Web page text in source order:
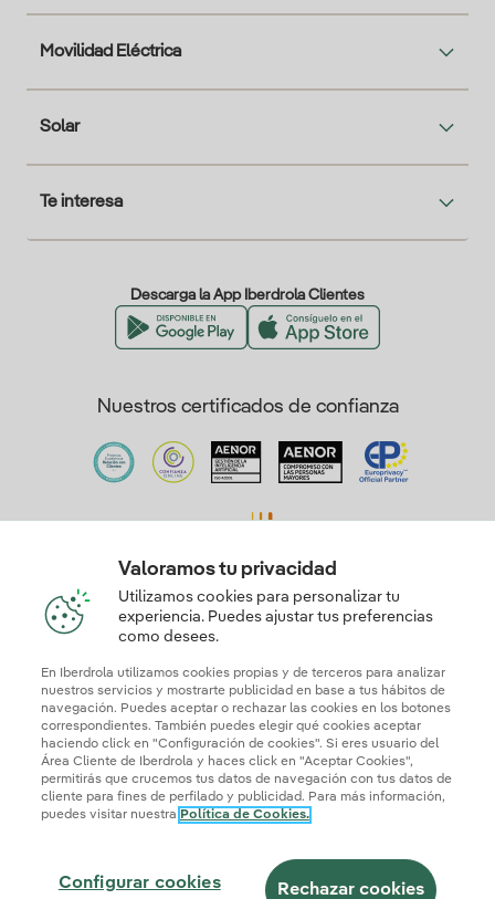
Movilidad Eléctrica
Solar
Te interesa
Descarga la App Iberdrola Clientes
Nuestros certificados de confianza
Mapa web Información legal y Política de cookies
Seguridad de la información Accesibilidad
¿Cómo ser colaborador?
Transparencia IA Iberdrola.com
© 2026 Iberdrola Clientes S.A.U.
Este sitio está protegido por reCAPTCHA.
Valoramos tu privacidad
Utilizamos cookies para personalizar tu
experiencia. Puedes ajustar tus preferencias
como desees.
En Iberdrola utilizamos cookies propias y de terceros para analizar
nuestros servicios y mostrarte publicidad en base a tus hábitos de
navegación. Puedes aceptar o rechazar las cookies en los botones
correspondientes. También puedes elegir qué cookies aceptar
haciendo click en "Configuración de cookies". Si eres usuario del
Área Cliente de Iberdrola y haces click en "Aceptar Cookies",
permitirás que crucemos tus datos de navegación con tus datos de
cliente para fines de perfilado y publicidad. Para más información,
puedes visitar nuestra Política de Cookies.
Configurar cookies Rechazar cookies